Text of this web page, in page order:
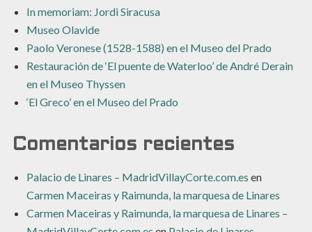
In memoriam: Jordi Siracusa
Museo Olavide
Paolo Veronese (1528-1588) en el Museo del Prado
Restauración de ‘El puente de Waterloo’ de André Derain
en el Museo Thyssen
‘El Greco’ en el Museo del Prado
Comentarios recientes
Palacio de Linares – MadridVillayCorte.com.es en
Carmen Maceiras y Raimunda, la marquesa de Linares
Carmen Maceiras y Raimunda, la marquesa de Linares –